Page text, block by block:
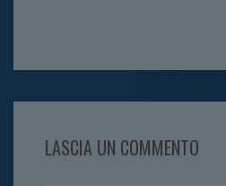
LASCIA UN COMMENTO